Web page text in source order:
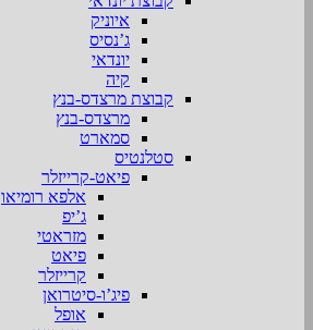
איוניק
ג’נסיס
יונדאי
קיה
קבוצת מרצדס-בנץ
מרצדס-בנץ
סמארט
סטלנטיס
פיאט-קרייזלר
אלפא רומיאו
ג’יפ
מזראטי
פיאט
קרייזלר
פיג’ו-סיטרואן
אופל